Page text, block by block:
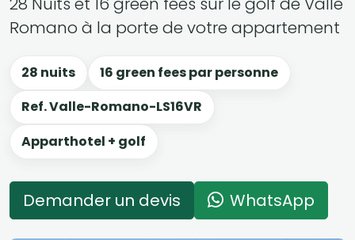
Romano à la porte de votre appartement
28 nuits
16 green fees par personne
Ref. Valle-Romano-LS16VR
Apparthotel + golf
Demander un devis WhatsApp